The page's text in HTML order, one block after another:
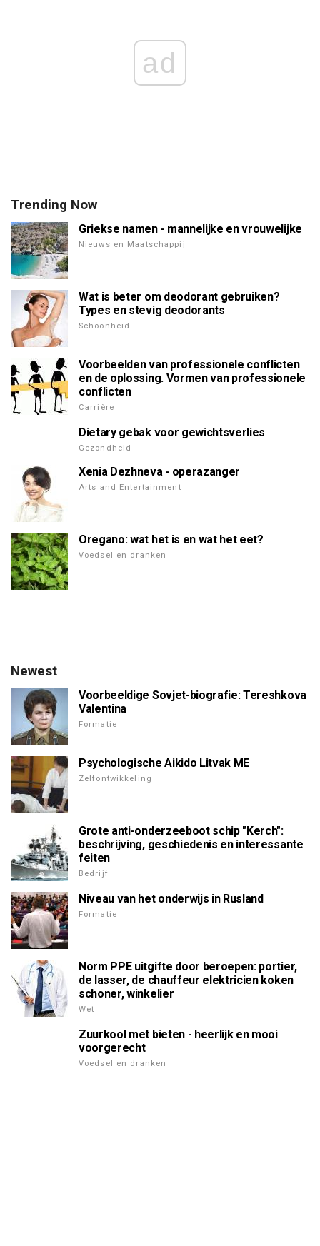
ad
Trending Now
Griekse namen - mannelijke en vrouwelijke
Nieuws en Maatschappij
Wat is beter om deodorant gebruiken?
Types en stevig deodorants
Schoonheid
Voorbeelden van professionele conflicten
en de oplossing. Vormen van professionele
conflicten
Carrière
Dietary gebak voor gewichtsverlies
Gezondheid
Xenia Dezhneva - operazanger
Arts and Entertainment
Oregano: wat het is en wat het eet?
Voedsel en dranken
Newest
Voorbeeldige Sovjet-biografie: Tereshkova
Valentina
Formatie
Psychologische Aikido Litvak ME
Zelfontwikkeling
Grote anti-onderzeeboot schip "Kerch":
beschrijving, geschiedenis en interessante
feiten
Bedrijf
Niveau van het onderwijs in Rusland
Formatie
Norm PPE uitgifte door beroepen: portier,
de lasser, de chauffeur elektricien koken
schoner, winkelier
Wet
Zuurkool met bieten - heerlijk en mooi
voorgerecht
Voedsel en dranken